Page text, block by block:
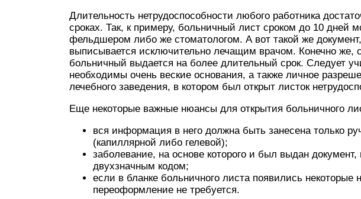
Длительность нетрудоспособности любого работника
сроках. Так, к примеру, больничный лист сроком до 10 дней
фельдшером либо же стоматологом. А вот такой же
выписывается исключительно лечащим врачом. Конечно же,
больничный выдается на более длительный срок. Следует
необходимы очень веские основания, а также личное
лечебного заведения, в котором был открыт листок
Еще некоторые важные нюансы для открытия больничного
вся информация в него должна быть занесена только
(капиллярной либо гелевой);
заболевание, на основе которого и был выдан
двухзначным кодом;
если в бланке больничного листа появились некоторые
переоформление не требуется.